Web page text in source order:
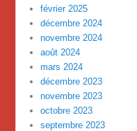
février 2025
décembre 2024
novembre 2024
août 2024
mars 2024
décembre 2023
novembre 2023
octobre 2023
septembre 2023